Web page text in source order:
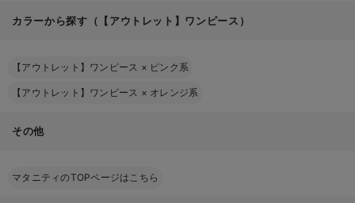
カラーから探す（【アウトレット】ワンピース）
【アウトレット】ワンピース × ピンク系
【アウトレット】ワンピース × オレンジ系
その他
マタニティのTOPページはこちら